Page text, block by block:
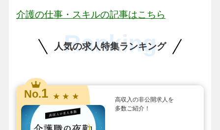
介護の仕事・スキルの記事はこちら
人気の求人特集ランキング
Ranking
No.1 ★ ★ ★
高収入の非公開求人を
多数ご紹介！